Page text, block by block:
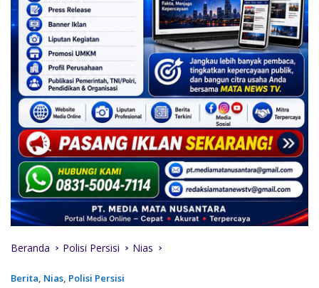
Beranda Polisi Persisi Nias
Berita, Nias, Polisi Persisi